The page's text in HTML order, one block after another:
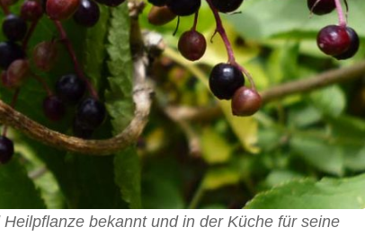
bekannt und in der Küche für seine